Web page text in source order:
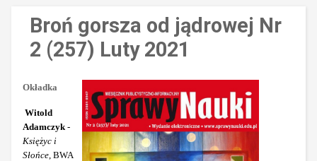
Broń gorsza od jądrowej Nr
2 (257) Luty 2021
Okładka
Witold
Adamczyk -
Księżyc i
Słońce , BWA